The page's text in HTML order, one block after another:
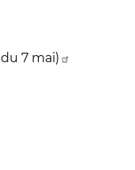
7 mai)